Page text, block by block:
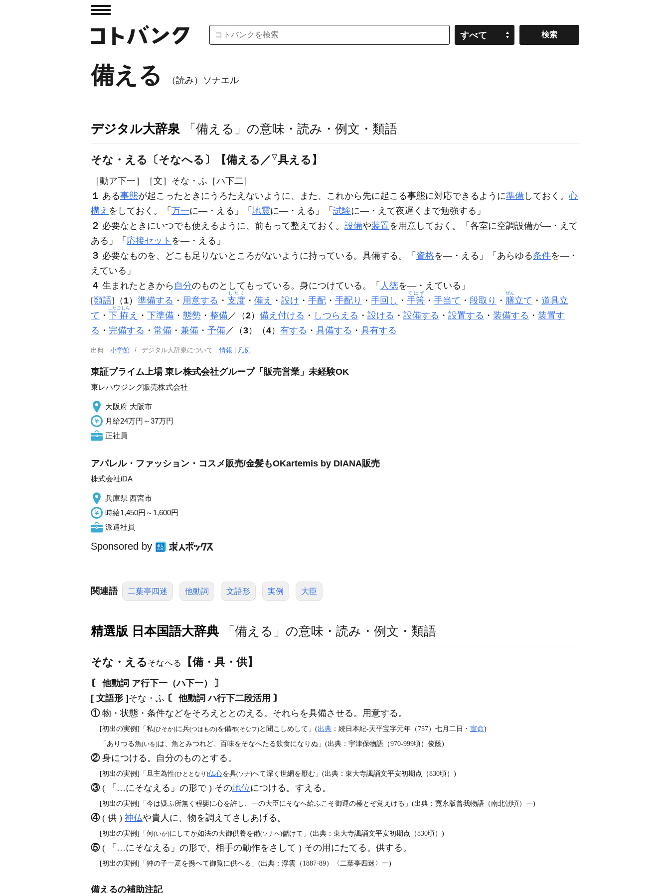
すべて
備える （読み）ソナエル
デジタル大辞泉 「備える」の意味・読み・例文・類語
そな・える〔そなへる〕【備える／ ▽具える】
［動ア下一］ ［文］そな・ふ ［ハ下二］
１ ある事態が起こったときにうろたえないように、また、これから先に起こる事態に対応できるように準備 しておく。心
構え をしておく。「 万一に―・える」「 地震に―・える」「 試験に―・えて夜遅くまで勉強する」
２ 必要なときにいつでも使えるように、前もって整えておく。 設備や装置を用意しておく。「各室に空調設備が―・えて
ある」「 応接セット を―・える」
３ 必要なものを、どこも足りないところがないように持っている。具備する。「 資格を―・える」「あらゆる条件を―・
えている」
４ 生まれたときから 自分のものとしてもっている。身につけている。「 人徳を―・えている」
[類語]（ 1） 準備する ・ 用意する ・ 支度
したく
・ 備え ・ 設け ・ 手配 ・ 手配り ・ 手回し ・ 手筈
てはず
・ 手当て ・ 段取り ・ 膳
ぜん
立て ・ 道具立
て ・ 下拵
したごしら
え ・ 下準備 ・ 態勢 ・ 整備／（2） 備え付ける ・ しつらえる ・ 設ける ・ 設備する ・ 設置する ・ 装備する ・ 装置す
る ・ 完備する ・ 常備 ・ 兼備 ・ 予備／（3）（4） 有する ・ 具備する ・ 具有する
出典 小学館 デジタル大辞泉について情報 凡例
東証プライム上場 東レ株式会社グループ「販売営業」未経験OK
東レハウジング販売株式会社
大阪府 大阪市
月給24万円～37万円
正社員
アパレル・ファッション・コスメ販売/金髪もOKartemis by DIANA販売
株式会社iDA
兵庫県 西宮市
時給1,450円～1,600円
派遣社員
Sponsored by
関連語 二葉亭四迷 他動詞 文語形 実例 大臣
精選版 日本国語大辞典 「備える」の意味・読み・例文・類語
そな・える そなへる 【備・具・供】
〘 他動詞 ア行下一（ハ下一） 〙
[ 文語形 ] そな・ふ 〘 他動詞 ハ行下二段活用 〙
①物・状態・条件などをそろえととのえる。それらを具備させる。用意する。
[初出の実例]「私(ひそか)に兵(つはもの)を備布(そなフ)と聞こしめして」(出典 ：続日本紀‐天平宝字元年（757）七月二日・ 宣命)
「ありつる魚(いを)は、魚とみつれど、百味をそなへたる飲食になりぬ」(出典：宇津保物語（970‐999頃）俊蔭)
②身につける。自分のものとする。
[初出の実例]「旦主為性(ひととなり)仏心を具(ソナ)へて深く世網を厭む」(出典：東大寺諷誦文平安初期点（830頃）)
③( 「…にそなえる」の形で ) その地位につける。すえる。
[初出の実例]「今は疑ふ所無く程嬰に心を許し、一の大臣にそなへ給ふこそ御運の極とぞ覚えける」(出典：寛永版曾我物語（南北朝頃）一)
④( 供 ) 神仏や貴人に、物を調えてさしあげる。
[初出の実例]「何(いか)にしてか如法の大御供養を備(ソナヘ)儲けて」(出典：東大寺諷誦文平安初期点（830頃）)
⑤( 「…にそなえる」の形で、相手の動作をさして ) その用にたてる。供する。
[初出の実例]「狆の子一疋を携へて御覧に供へる」(出典：浮雲（1887‐89）〈二葉亭四迷〉一)
備えるの補助注記